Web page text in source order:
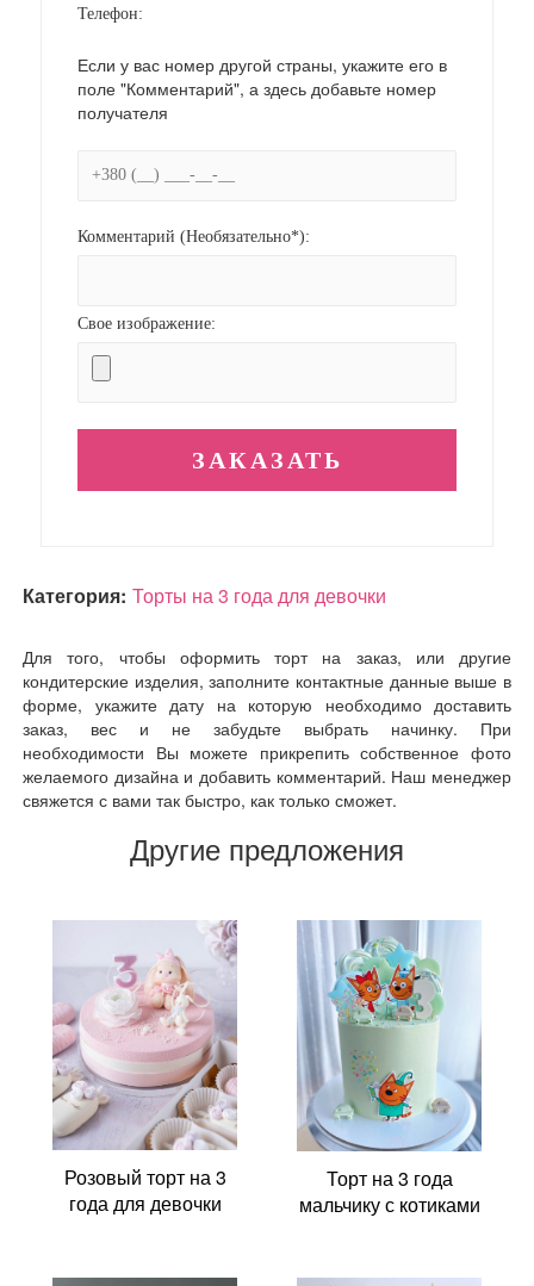
Телефон:
Если у вас номер другой страны, укажите его в
поле "Комментарий", а здесь добавьте номер
получателя
Комментарий (Необязательно*):
Свое изображение:
Категория: Торты на 3 года для девочки
Для того, чтобы оформить торт на заказ, или другие
кондитерские изделия, заполните контактные данные выше в
форме, укажите дату на которую необходимо доставить
заказ, вес и не забудьте выбрать начинку. При
необходимости Вы можете прикрепить собственное фото
желаемого дизайна и добавить комментарий. Наш менеджер
свяжется с вами так быстро, как только сможет.
Другие предложения
Розовый торт на 3
года для девочки
Торт на 3 года
мальчику с котиками